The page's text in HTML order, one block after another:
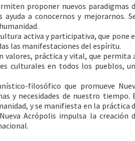
proponer nuevos paradigmas
a conocernos y mejorarnos.
activa y participativa, que pone
las manifestaciones del espíritu.
valores, práctica y vital, que permita
culturales en todos los pueblos,
filosófico que promueve
y necesidades de nuestro tiempo.
y se manifiesta en la práctica
Acrópolis impulsa la creación